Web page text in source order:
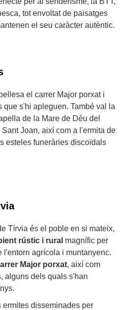
tot envoltat de paisatges
el seu caràcter autèntic.
el carrer Major porxat i
que s'hi apleguen. També val la
de la Mare de Déu del
Joan, així com a l'ermita de
esteles funeràries discoïdals
Tírvia és el poble en si mateix,
rústic i rural magnífic per
l'entorn agrícola i muntanyenc.
Major porxat, així com
alguns dels quals s'han
ermites disseminades per